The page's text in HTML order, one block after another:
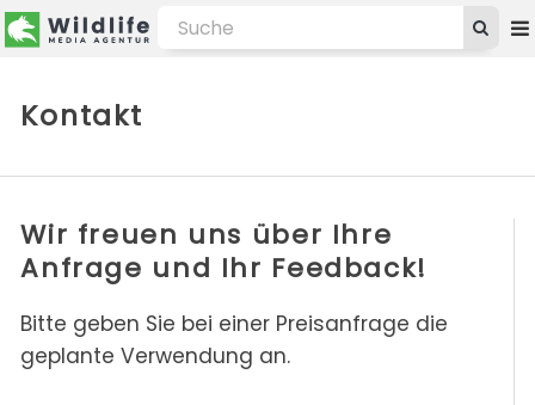
Kontakt
Wir freuen uns über Ihre
Anfrage und Ihr Feedback!
Bitte geben Sie bei einer Preisanfrage die
geplante Verwendung an.